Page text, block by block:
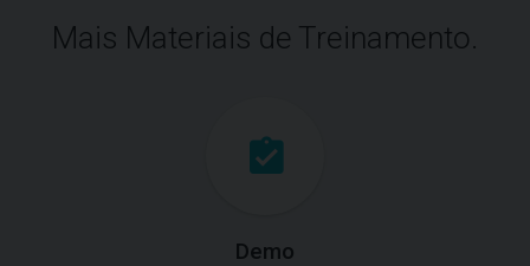
Mais Materiais de Treinamento.
Demo